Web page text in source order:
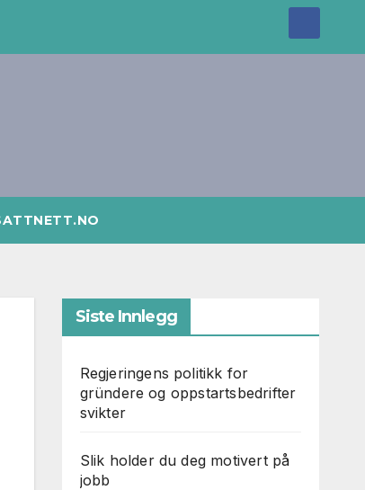
Siste Innlegg
Regjeringens politikk for
gründere og oppstartsbedrifter
svikter
Slik holder du deg motivert på
jobb